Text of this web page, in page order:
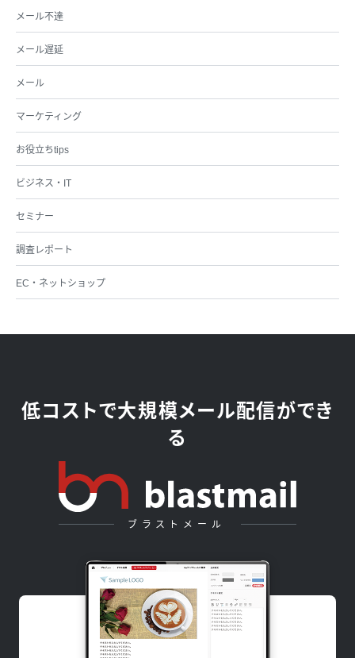
メール不達
メール遅延
メール
マーケティング
お役立ちtips
ビジネス・IT
セミナー
調査レポート
EC・ネットショップ
低コストで大規模メール配信ができ
る
ブラストメール